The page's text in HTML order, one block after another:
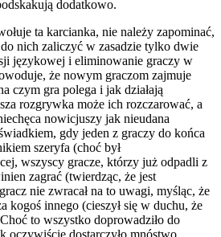
dodatkowo.
ta karcianka, nie należy zapominać,
nich zaliczyć w zasadzie tylko dwie
językowej i eliminowanie graczy w
że nowym graczom zajmuje
czym gra polega i jak działają
rozgrywka może ich rozczarować, a
nowicjuszy jak nieudana
gdy jeden z graczy do końca
szeryfa (choć był
wszyscy gracze, którzy już odpadli z
zagrać (twierdząc, że jest
nie zwracał na to uwagi, myśląc, że
kogoś innego (cieszył się w duchu, że
to wszystko doprowadziło do
oczywiście dostarczyło mnóstwo